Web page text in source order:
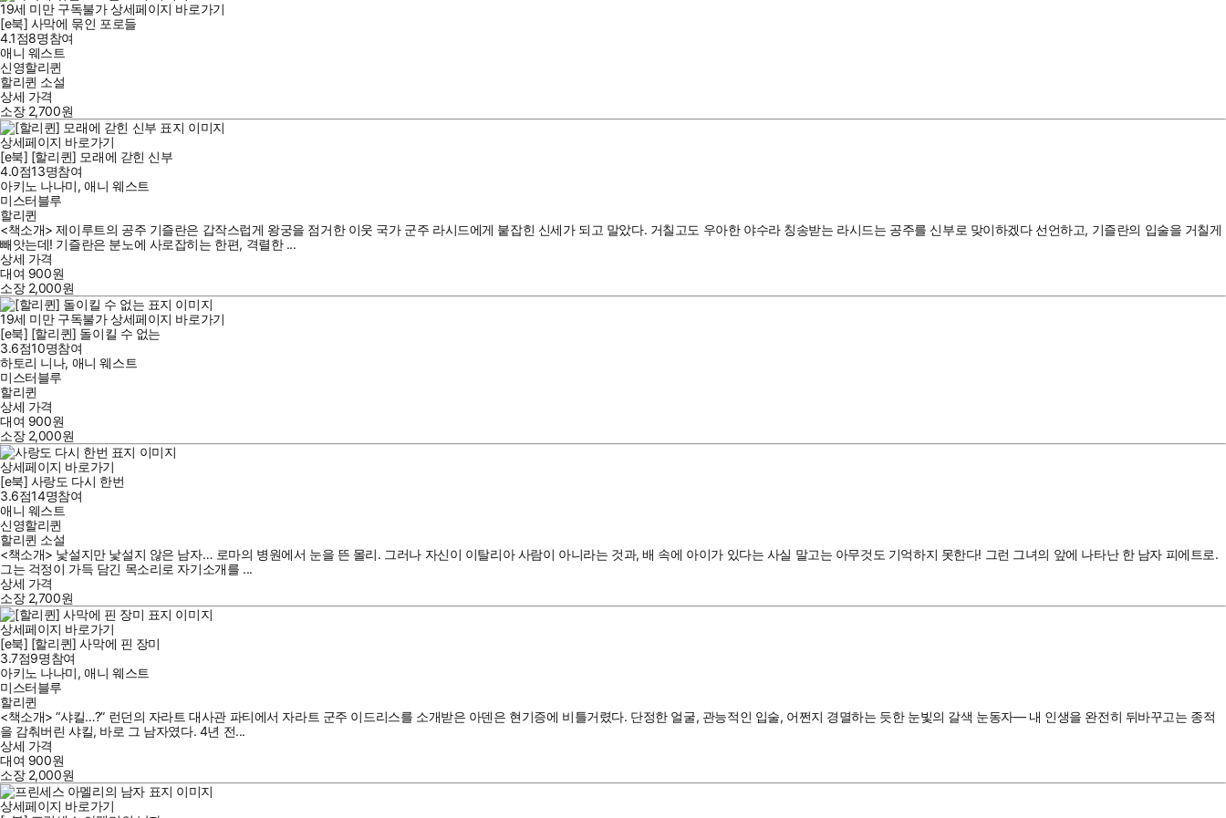
19세 미만 구독불가 상세페이지 바로가기
[e북] 사막에 묶인 포로들
4.1점8명참여
애니 웨스트
신영할리퀸
할리퀸 소설
상세 가격
소장 2,700원
상세페이지 바로가기
[e북] [할리퀸] 모래에 갇힌 신부
4.0점13명참여
아키노 나나미,애니 웨스트
미스터블루
할리퀸
<책소개> 제이루트의 공주 기즐란은 갑작스럽게 왕궁을 점거한 이웃 국가 군주 라시드에게 붙잡힌 신세가 되고 말았다. 거칠고도 우아한 야수라 칭송받는 라시드는 공주를 신부로 맞이하겠다 선언하고, 기즐란의 입술을 거칠게
빼앗는데! 기즐란은 분노에 사로잡히는 한편, 격렬한 ...
상세 가격
대여 900원
소장 2,000원
19세 미만 구독불가 상세페이지 바로가기
[e북] [할리퀸] 돌이킬 수 없는
3.6점10명참여
하토리 니나, 애니 웨스트
미스터블루
할리퀸
상세 가격
대여 900원
소장 2,000원
상세페이지 바로가기
[e북] 사랑도 다시 한번
3.6점14명참여
애니 웨스트
신영할리퀸
할리퀸 소설
<책소개> 낯설지만 낯설지 않은 남자… 로마의 병원에서 눈을 뜬 몰리. 그러나 자신이 이탈리아 사람이 아니라는 것과, 배 속에 아이가 있다는 사실 말고는 아무것도 기억하지 못한다! 그런 그녀의 앞에 나타난 한 남자 피에트로.
그는 걱정이 가득 담긴 목소리로 자기소개를 ...
상세 가격
소장 2,700원
상세페이지 바로가기
[e북] [할리퀸] 사막에 핀 장미
3.7점9명참여
아키노 나나미,애니 웨스트
미스터블루
할리퀸
<책소개> “샤킬…?” 런던의 자라트 대사관 파티에서 자라트 군주 이드리스를 소개받은 아덴은 현기증에 비틀거렸다. 단정한 얼굴, 관능적인 입술, 어쩐지 경멸하는 듯한 눈빛의 갈색 눈동자― 내 인생을 완전히 뒤바꾸고는 종적
을 감춰버린 샤킬, 바로 그 남자였다. 4년 전...
상세 가격
대여 900원
소장 2,000원
상세페이지 바로가기